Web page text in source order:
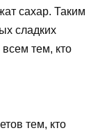
сахар. Таким
сладких
тем, кто
тем, кто